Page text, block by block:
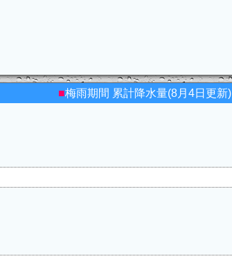
■梅雨期間 累計降水量(8月4日更新)